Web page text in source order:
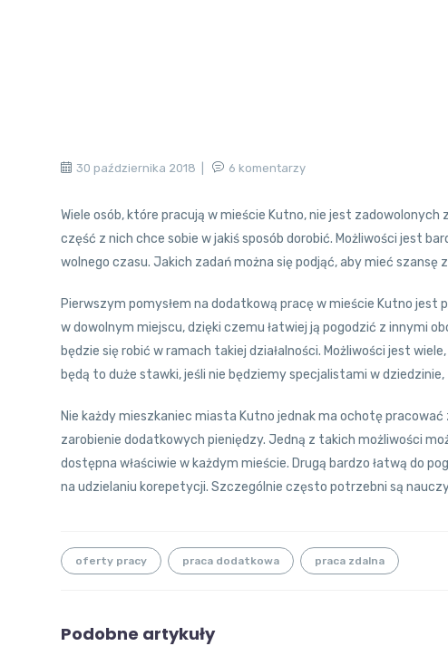
30 października 2018 6 komentarzy
Wiele osób, które pracują w mieście Kutno, nie jest
część z nich chce sobie w jakiś sposób dorobić. Możliwości jest
wolnego czasu. Jakich zadań można się podjąć, aby mieć
Pierwszym pomysłem na dodatkową pracę w mieście Kutno jest
w dowolnym miejscu, dzięki czemu łatwiej ją pogodzić z innymi
będzie się robić w ramach takiej działalności. Możliwości jest
będą to duże stawki, jeśli nie będziemy specjalistami w
Nie każdy mieszkaniec miasta Kutno jednak ma ochotę
zarobienie dodatkowych pieniędzy. Jedną z takich możliwości
dostępna właściwie w każdym mieście. Drugą bardzo łatwą do
na udzielaniu korepetycji. Szczególnie często potrzebni są
oferty pracy praca dodatkowa praca zdalna
Podobne artykuły